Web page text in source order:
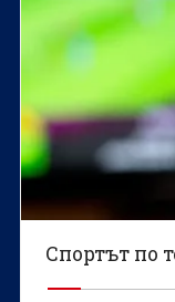
Спортът по